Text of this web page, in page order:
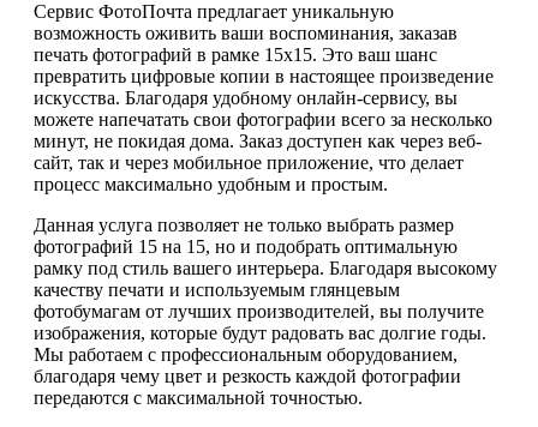
Сервис ФотоПочта предлагает уникальную
возможность оживить ваши воспоминания, заказав
печать фотографий в рамке 15х15. Это ваш шанс
превратить цифровые копии в настоящее произведение
искусства. Благодаря удобному онлайн-сервису, вы
можете напечатать свои фотографии всего за несколько
минут, не покидая дома. Заказ доступен как через веб-
сайт, так и через мобильное приложение, что делает
процесс максимально удобным и простым.
Данная услуга позволяет не только выбрать размер
фотографий 15 на 15, но и подобрать оптимальную
рамку под стиль вашего интерьера. Благодаря высокому
качеству печати и используемым глянцевым
фотобумагам от лучших производителей, вы получите
изображения, которые будут радовать вас долгие годы.
Мы работаем с профессиональным оборудованием,
благодаря чему цвет и резкость каждой фотографии
передаются с максимальной точностью.